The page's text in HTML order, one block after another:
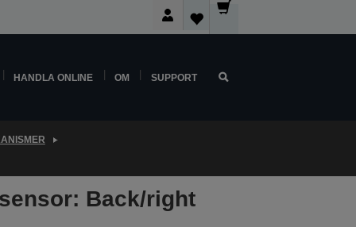
HANDLA ONLINE OM SUPPORT
Back/right